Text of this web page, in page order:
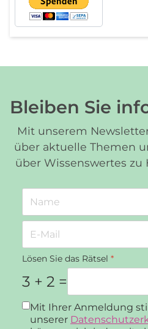
Bleiben Sie
Mit unserem
über aktuelle Themen
über Wissenswertes zu
Lösen Sie das Rätsel *
3 + 2 =
Datenschutz*
Mit Ihrer Anmeldung
unserer